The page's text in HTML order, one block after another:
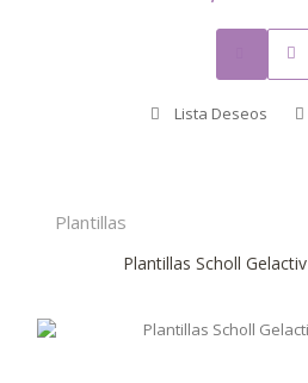
Lista Deseos
Plantillas
Plantillas Scholl